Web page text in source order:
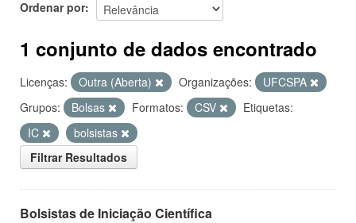
Ordenar por
1 conjunto de dados encontrado
Licenças: Outra (Aberta) Organizações:
UFCSPA
Grupos:
Bolsas Formatos: CSV
Etiquetas:
IC
bolsistas
Filtrar Resultados
Bolsistas de Iniciação Científica